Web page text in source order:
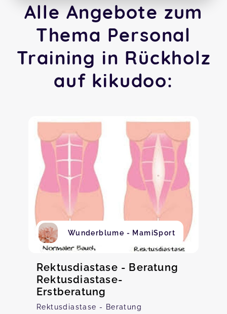
Alle Angebote zum
Thema Personal
Training in Rückholz
auf kikudoo:
Wunderblume - MamiSport
Rektusdiastase - Beratung
Rektusdiastase-
Erstberatung
Rektusdiastase - Beratung